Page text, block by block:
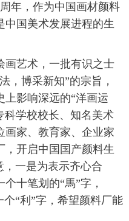
，作为中国画材颜料
中国美术发展进程的生
艺术，一批有识之士
，博采新知”的宗旨，
影响深远的“洋画运
科学校校长、知名美术
画家、教育家、企业家
，开启中国国产颜料生
，一是为表示齐心合
十笔划的“馬”字，
“利”字，希望颜料厂能